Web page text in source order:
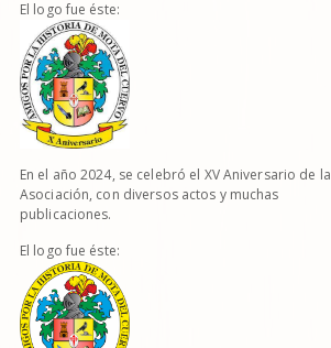
El logo fue éste:
En el año 2024, se celebró el XV Aniversario de la
Asociación, con diversos actos y muchas
publicaciones.
El logo fue éste: